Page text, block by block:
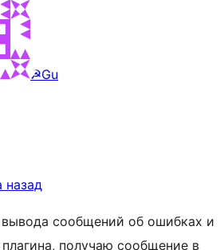
☭Gu
назад
сообщений об ошибках и
получаю сообщение в